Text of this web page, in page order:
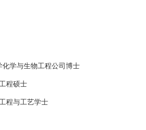
化学与生物工程公司博士
程硕士
程与工艺学士